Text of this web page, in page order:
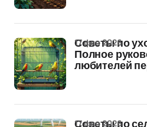
Советы по
Полное
любителей
17 фев 2026
Советы по
17 фев 2026